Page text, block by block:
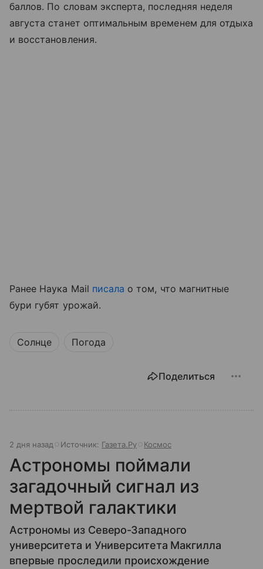
баллов. По словам эксперта, последняя неделя
августа станет оптимальным временем для отдыха
и восстановления.
Ранее Наука Mail писала о том, что магнитные
бури губят урожай.
Солнце Погода
Поделиться
2 дня назад Источник: Газета.Ру Космос
Астрономы поймали
загадочный сигнал из
мертвой галактики
Астрономы из Северо-Западного
университета и Университета Макгилла
впервые проследили происхождение